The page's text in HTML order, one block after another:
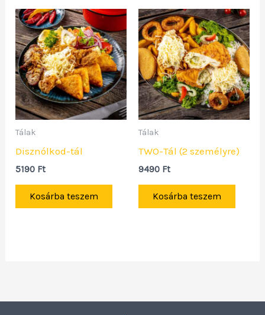
Tálak
Disznólkod-tál
5190 Ft
Kosárba teszem
Tálak
TWO-Tál (2 személyre)
9490 Ft
Kosárba teszem